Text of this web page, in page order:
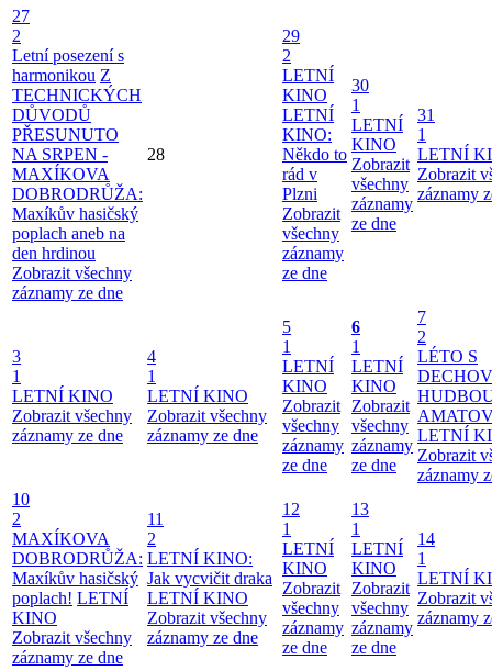
27
2
Letní posezení s
harmonikou Z
TECHNICKÝCH
DŮVODŮ
PŘESUNUTO
NA SRPEN -
MAXÍKOVA
DOBRODRŮŽA:
Maxíkův hasičský
poplach aneb na
den hrdinou
Zobrazit všechny
záznamy ze dne
28
29
2
LETNÍ
KINO
LETNÍ
KINO:
Někdo to
rád v
Plzni
Zobrazit
všechny
záznamy
ze dne
30
1
LETNÍ
KINO
Zobrazit
všechny
záznamy
ze dne
31
1
LETNÍ
Zobrazit
záznamy
3
1
LETNÍ KINO
Zobrazit všechny
záznamy ze dne
4
1
LETNÍ KINO
Zobrazit všechny
záznamy ze dne
5
1
LETNÍ
KINO
Zobrazit
všechny
záznamy
ze dne
6
1
LETNÍ
KINO
Zobrazit
všechny
záznamy
ze dne
7
2
LÉTO S
LETNÍ
Zobrazit
záznamy
10
2
MAXÍKOVA
DOBRODRŮŽA:
Maxíkův hasičský
poplach! LETNÍ
KINO
Zobrazit všechny
záznamy ze dne
11
2
LETNÍ KINO:
Jak vycvičit draka
LETNÍ KINO
Zobrazit všechny
záznamy ze dne
12
1
LETNÍ
KINO
Zobrazit
všechny
záznamy
ze dne
13
1
LETNÍ
KINO
Zobrazit
všechny
záznamy
ze dne
14
1
LETNÍ
Zobrazit
záznamy